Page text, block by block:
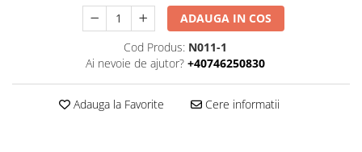
ADAUGA IN COS
Cod Produs: N011-1
Ai nevoie de ajutor? +40746250830
Adauga la Favorite Cere informatii